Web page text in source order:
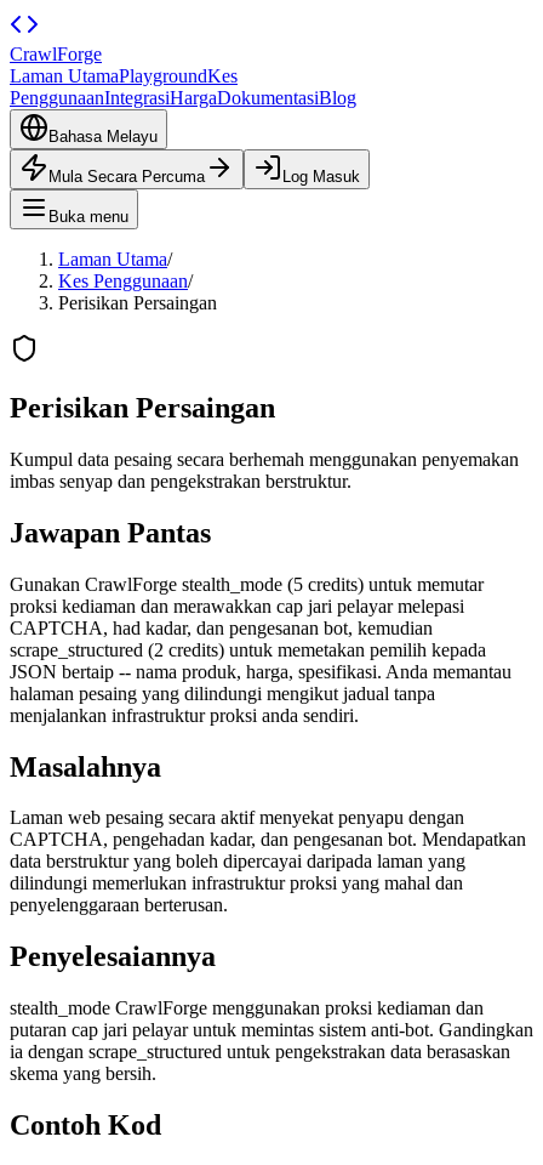
CrawlForge
Laman UtamaPlaygroundKes
PenggunaanIntegrasiHargaDokumentasiBlog
Bahasa Melayu
Mula Secara Percuma Log Masuk
Buka menu
Laman Utama/
Kes Penggunaan/
Perisikan Persaingan
Perisikan Persaingan
Kumpul data pesaing secara berhemah menggunakan penyemakan
imbas senyap dan pengekstrakan berstruktur.
Jawapan Pantas
Gunakan CrawlForge stealth_mode (5 credits) untuk memutar
proksi kediaman dan merawakkan cap jari pelayar melepasi
CAPTCHA, had kadar, dan pengesanan bot, kemudian
scrape_structured (2 credits) untuk memetakan pemilih kepada
JSON bertaip -- nama produk, harga, spesifikasi. Anda memantau
halaman pesaing yang dilindungi mengikut jadual tanpa
menjalankan infrastruktur proksi anda sendiri.
Masalahnya
Laman web pesaing secara aktif menyekat penyapu dengan
CAPTCHA, pengehadan kadar, dan pengesanan bot. Mendapatkan
data berstruktur yang boleh dipercayai daripada laman yang
dilindungi memerlukan infrastruktur proksi yang mahal dan
penyelenggaraan berterusan.
Penyelesaiannya
stealth_mode CrawlForge menggunakan proksi kediaman dan
putaran cap jari pelayar untuk memintas sistem anti-bot. Gandingkan
ia dengan scrape_structured untuk pengekstrakan data berasaskan
skema yang bersih.
Contoh Kod